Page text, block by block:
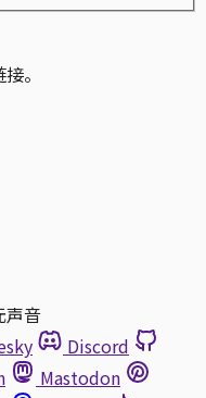
。
声音
Discord
Mastodon